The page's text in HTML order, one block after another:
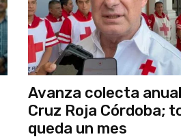
Avanza colecta
Cruz Roja Córdoba;
queda un mes